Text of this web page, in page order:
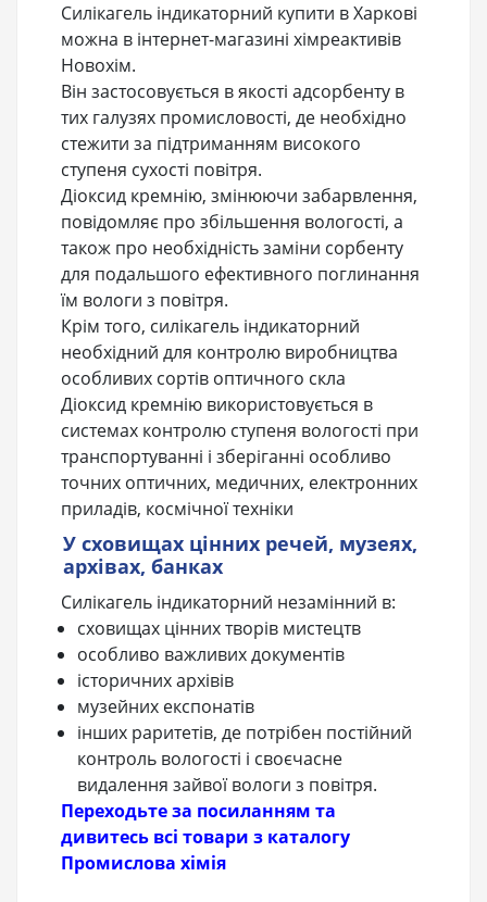
Силікагель індикаторний купити в Харкові
можна в інтернет-магазині хімреактивів
Новохім.
Він застосовується в якості адсорбенту в
тих галузях промисловості, де необхідно
стежити за підтриманням високого
ступеня сухості повітря.
Діоксид кремнію, змінюючи забарвлення,
повідомляє про збільшення вологості, а
також про необхідність заміни сорбенту
для подальшого ефективного поглинання
їм вологи з повітря.
Крім того, силікагель індикаторний
необхідний для контролю виробництва
особливих сортів оптичного скла
Діоксид кремнію використовується в
системах контролю ступеня вологості при
транспортуванні і зберіганні особливо
точних оптичних, медичних, електронних
приладів, космічної техніки
У сховищах цінних речей, музеях,
архівах, банках
Силікагель індикаторний незамінний в:
сховищах цінних творів мистецтв
особливо важливих документів
історичних архівів
музейних експонатів
інших раритетів, де потрібен постійний
контроль вологості і своєчасне
видалення зайвої вологи з повітря.
Переходьте за посиланням та
дивитесь всі товари з каталогу
Промислова хімія